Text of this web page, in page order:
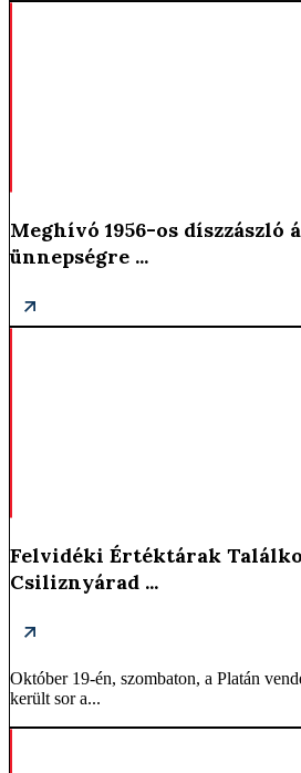
Meghívó 1956-os díszzászló
ünnepségre ...
Felvidéki Értéktárak
Csiliznyárad ...
Október 19-én, szombaton, a Platán
került sor a...